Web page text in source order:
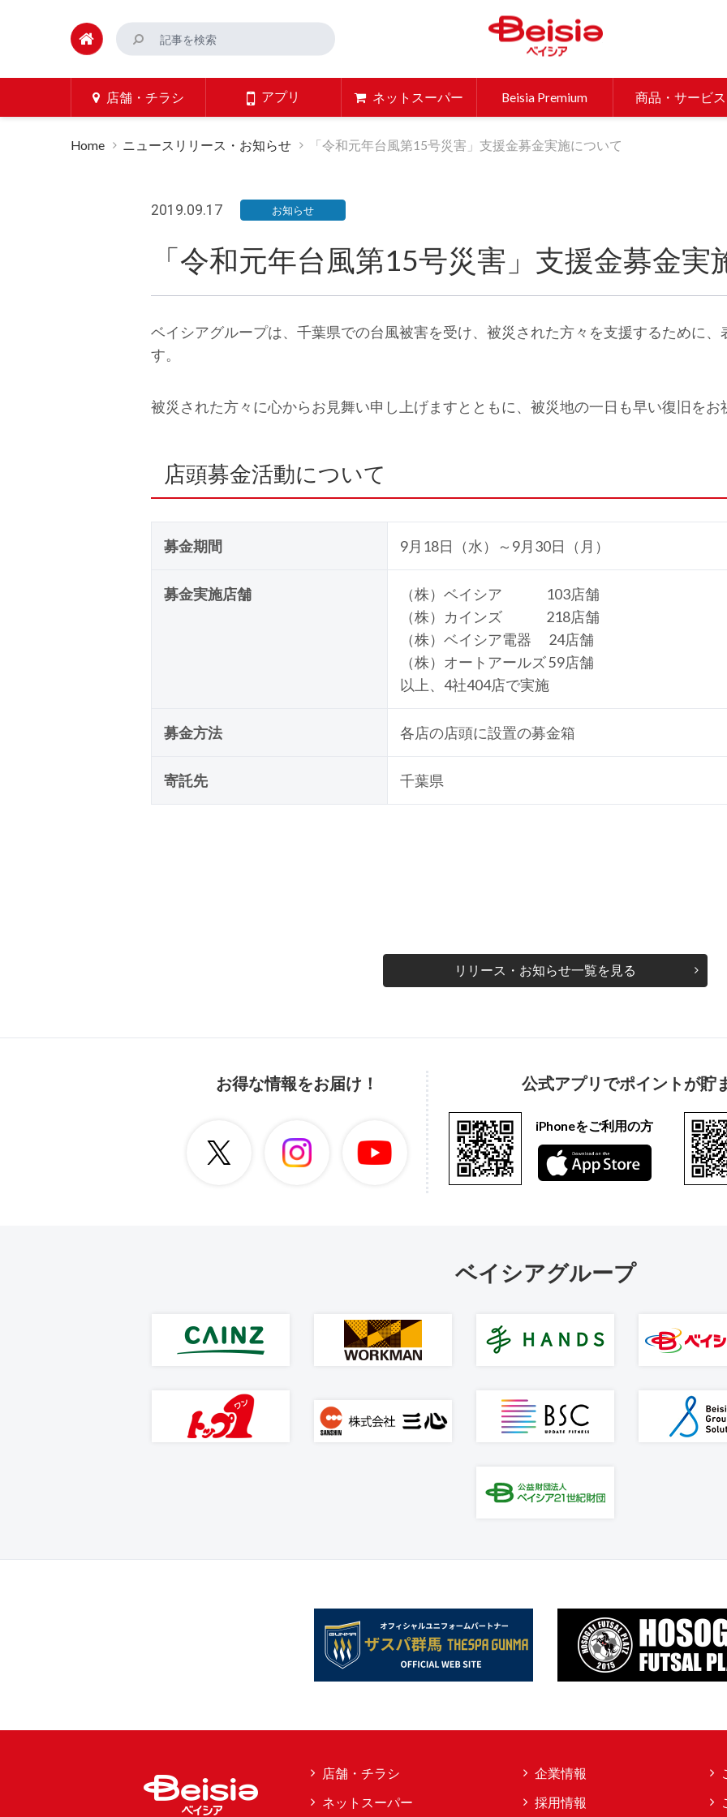
店舗・チラシ アプリ ネットスーパー Beisia Premium 商品・サービス
Home ニュースリリース・お知らせ 「令和元年台風第15号災害」支援金募金実施について
2019.09.17 お知らせ
「令和元年台風第15号災害」支援金募金実
ベイシアグループは、千葉県での台風被害を受け、被災された方々を支援するために、
す。
被災された方々に心からお見舞い申し上げますとともに、被災地の一日も早い復旧をお
店頭募金活動について
募金期間 9月18日（水）～9月30日（月）
募金実施店舗
（株）ベイシア 103店舗
（株）カインズ 218店舗
（株）ベイシア電器 24店舗
（株）オートアールズ 59店舗
以上、4社404店で実施
募金方法 各店の店頭に設置の募金箱
寄託先 千葉県
リリース・お知らせ一覧を見る
お得な情報をお届け！ 公式アプリでポイントが貯
iPhoneをご利用の方
ベイシアグループ
店舗・チラシ
ネットスーパー
企業情報
採用情報